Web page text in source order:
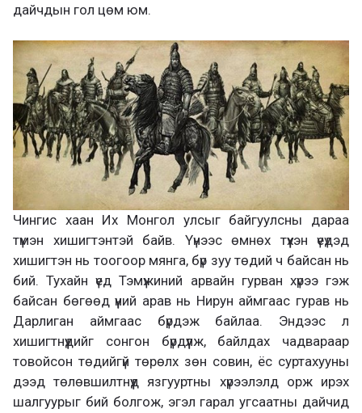
дайчдын гол цөм юм.
Чингис хаан Их Монгол улсыг байгуулсны дараа
түмэн хишигтэнтэй байв. Үүнээс өмнөх түүхэн үеүдэд
хишигтэн нь тоогоор мянга, бүр зуу төдий ч байсан нь
бий. Тухайн үед Тэмүжиний арвайн гурван хүрээ гэж
байсан бөгөөд үүний арав нь Нирун аймгаас гурав нь
Дарлиган аймгаас бүрдэж байлаа. Эндээс л
хишигтнүүдийг сонгон бүрдүүлж, байлдах чадвараар
товойсон төдийгүй төрөлх зөн совин, ёс суртахууны
дээд төлөвшилтнүүд язгууртны хүрээлэлд орж ирэх
шалгуурыг бий болгож, эгэл гарал угсаатны дайчид